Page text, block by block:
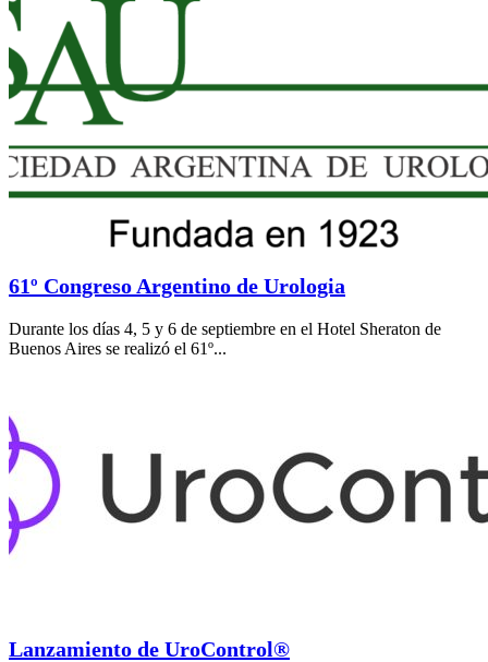
61º Congreso Argentino de Urologia
Durante los días 4, 5 y 6 de septiembre en el Hotel Sheraton de
Buenos Aires se realizó el 61º...
Lanzamiento de UroControl®